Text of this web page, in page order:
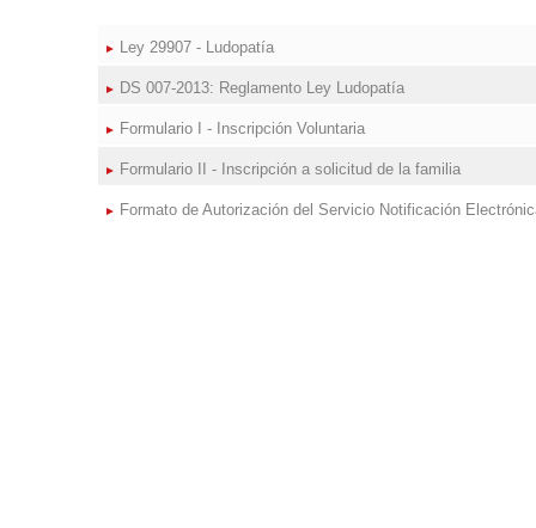
Ley 29907 - Ludopatía
DS 007-2013: Reglamento Ley Ludopatía
Formulario I - Inscripción Voluntaria
Formulario II - Inscripción a solicitud de la familia
Formato de Autorización del Servicio Notificación